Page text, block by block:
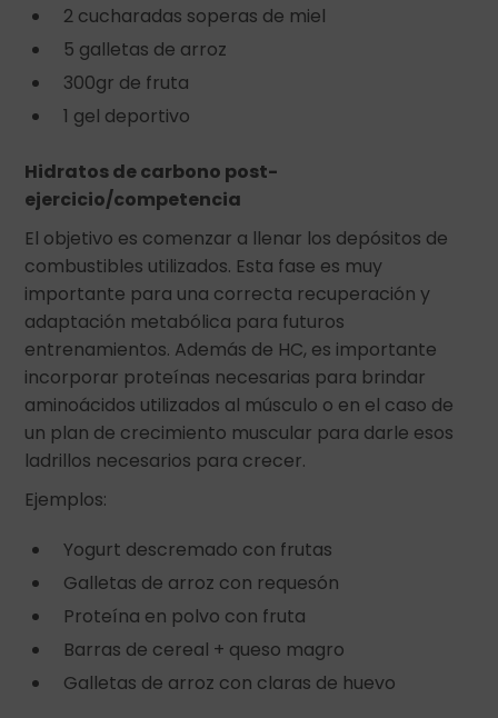
2 cucharadas soperas de miel
5 galletas de arroz
300gr de fruta
1 gel deportivo
Hidratos de carbono post-
ejercicio/competencia
El objetivo es comenzar a llenar los depósitos de
combustibles utilizados. Esta fase es muy
importante para una correcta recuperación y
adaptación metabólica para futuros
entrenamientos. Además de HC, es importante
incorporar proteínas necesarias para brindar
aminoácidos utilizados al músculo o en el caso de
un plan de crecimiento muscular para darle esos
ladrillos necesarios para crecer.
Ejemplos:
Yogurt descremado con frutas
Galletas de arroz con requesón
Proteína en polvo con fruta
Barras de cereal + queso magro
Galletas de arroz con claras de huevo